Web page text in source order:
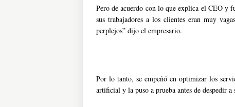
Pero de acuerdo con lo que explica el CEO y
sus trabajadores a los clientes eran muy
perplejos” dijo el empresario.
Por lo tanto, se empeñó en optimizar los
artificial y la puso a prueba antes de despedir a